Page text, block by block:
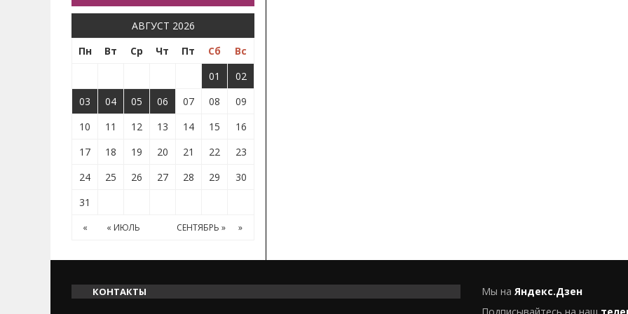
АВГУСТ 2026
Пн
Вт Ср Чт Пт Сб
Вс
01
02
03
04 05 06 07 08
09
10
11 12 13 14 15
16
17
18 19 20 21 22
23
24
25 26 27 28 29
30
31
« « ИЮЛЬ СЕНТЯБРЬ » »
КОНТАКТЫ Мы на Яндекс.Дзен